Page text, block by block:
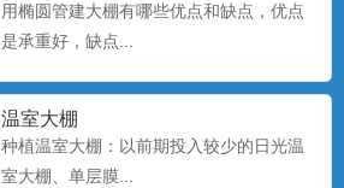
用椭圆管建大棚有哪些优点和缺点，优点
是承重好，缺点...
温室大棚
种植温室大棚：以前期投入较少的日光温
室大棚、单层膜...